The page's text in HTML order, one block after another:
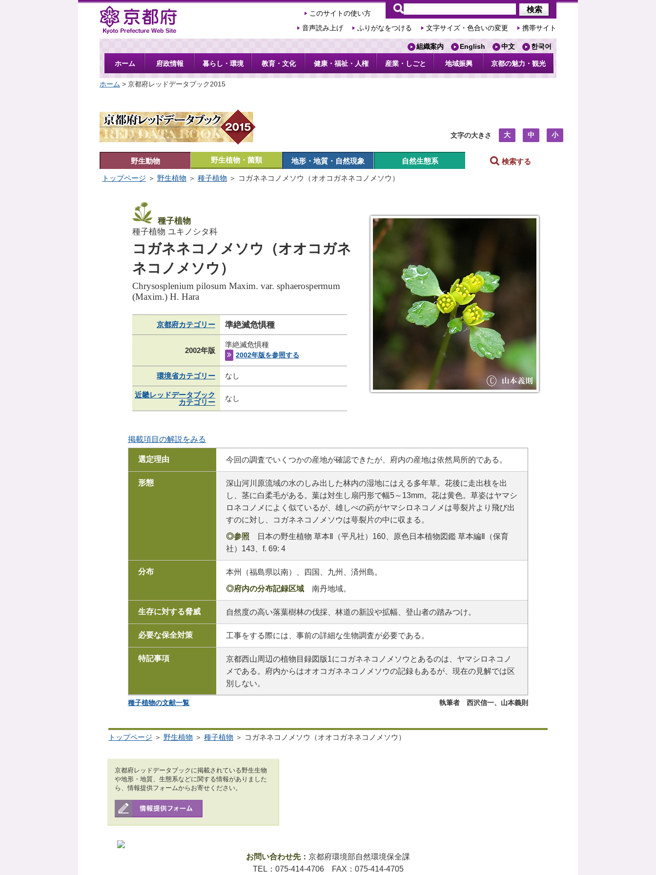
京都府
このサイトの使い方
音声読み上げ
ふりがなをつける 文字サイズ・色合いの変更 携帯サイト
組織案内 English 中文 한국어
ホーム 府政情報 暮らし・環境 教育・文化 健康・福祉・人権 産業・しごと 地域振興 京都の魅力・観光
ホーム > 京都府レッドデータブック2015
文字の大きさ 大 中 小
野生動物 野生植物・菌類 地形・地質・自然現象 自然生態系
検索する
トップページ ＞ 野生植物 ＞ 種子植物 ＞ コガネネコノメソウ（オオコガネネコノメソウ）
種子植物
種子植物 ユキノシタ科
コガネネコノメソウ（オオコガネ
ネコノメソウ）
Chrysosplenium pilosum Maxim. var. sphaerospermum
(Maxim.) H. Hara
京都府カテゴリー 準絶滅危惧種
2002年版
準絶滅危惧種
2002年版を参照する
環境省カテゴリー なし
近畿レッドデータブック
カテゴリー
なし
掲載項目の解説をみる
選定理由 今回の調査でいくつかの産地が確認できたが、府内の産地は依然局所的である。
形態
深山河川原流域の水のしみ出した林内の湿地にはえる多年草。花後に走出枝を出
し、茎に白柔毛がある。葉は対生し扇円形で幅5～13mm。花は黄色。草姿はヤマシ
ロネコノメによく似ているが、雄しべの葯がヤマシロネコノメは萼裂片より飛び出
すのに対し、コガネネコノメソウは萼裂片の中に収まる。
◎参照 日本の野生植物 草本Ⅱ（平凡社）160、原色日本植物図鑑 草本編Ⅱ（保育
社）143、f. 69: 4
分布
本州（福島県以南）、四国、九州、済州島。
◎府内の分布記録区域 南丹地域。
生存に対する脅威 自然度の高い落葉樹林の伐採、林道の新設や拡幅、登山者の踏みつけ。
必要な保全対策 工事をする際には、事前の詳細な生物調査が必要である。
特記事項
京都西山周辺の植物目録図版1にコガネネコノメソウとあるのは、ヤマシロネコノ
メである。府内からはオオコガネネコノメソウの記録もあるが、現在の見解では区
別しない。
種子植物の文献一覧 執筆者 西沢信一、山本義則
トップページ ＞ 野生植物 ＞ 種子植物 ＞ コガネネコノメソウ（オオコガネネコノメソウ）
京都府レッドデータブックに掲載されている野生生物
や地形・地質、生態系などに関する情報がありました
ら、情報提供フォームからお寄せください。
お問い合わせ先： 京都府環境部自然環境保全課
TEL：075-414-4706 FAX：075-414-4705